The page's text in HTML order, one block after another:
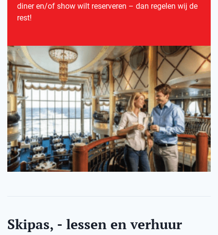
diner en/of show wilt reserveren – dan regelen wij de
rest!
Skipas, - lessen en verhuur